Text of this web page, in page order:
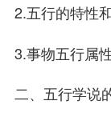
2.五行的特性
3.事物五行属
二、五行学说